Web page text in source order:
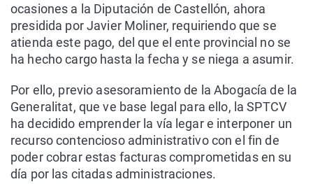
ocasiones a la Diputación de Castellón, ahora
presidida por Javier Moliner, requiriendo que se
atienda este pago, del que el ente provincial no se
ha hecho cargo hasta la fecha y se niega a asumir.
Por ello, previo asesoramiento de la Abogacía de la
Generalitat, que ve base legal para ello, la SPTCV
ha decidido emprender la vía legar e interponer un
recurso contencioso administrativo con el fin de
poder cobrar estas facturas comprometidas en su
día por las citadas administraciones.